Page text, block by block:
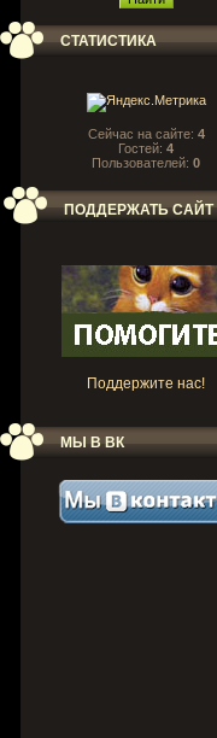
СТАТИСТИКА
Сейчас на сайте: 4
Гостей: 4
Пользователей: 0
ПОДДЕРЖАТЬ САЙТ
Поддержите нас!
МЫ В ВК